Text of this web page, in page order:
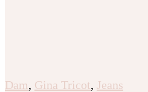
Dam, Gina Tricot, Jeans